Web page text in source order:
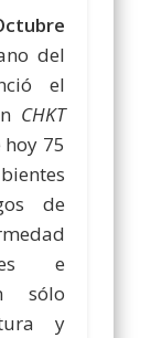
del
el
CHKT
75
de
e
sólo
y